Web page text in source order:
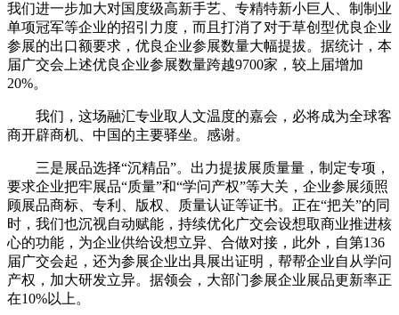
我们进一步加大对国度级高新手艺、专精特新小巨人、制制业
单项冠军等企业的招引力度，而且打消了对于草创型优良企业
参展的出口额要求，优良企业参展数量大幅提拔。据统计，本
届广交会上述优良企业参展数量跨越9700家，较上届增加
20%。
我们，这场融汇专业取人文温度的嘉会，必将成为全球客
商开辟商机、中国的主要驿坐。感谢。
三是展品选择“沉精品”。出力提拔展质量量，制定专项，
要求企业把牢展品“质量”和“学问产权”等大关，企业参展须照
顾展品商标、专利、版权、质量认证等证书。正在“把关”的同
时，我们也沉视自动赋能，持续优化广交会设想取商业推进核
心的功能，为企业供给设想立异、合做对接，此外，自第136
届广交会起，还为参展企业出具展出证明，帮帮企业自从学问
产权，加大研发立异。据领会，大部门参展企业展品更新率正
在10%以上。